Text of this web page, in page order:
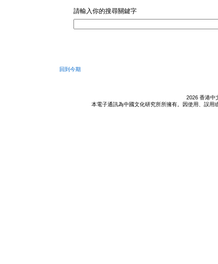
請輸入你的搜尋關鍵字
回到今期
2026 香港中
本電子通訊為中國文化研究所所擁有。因使用、誤